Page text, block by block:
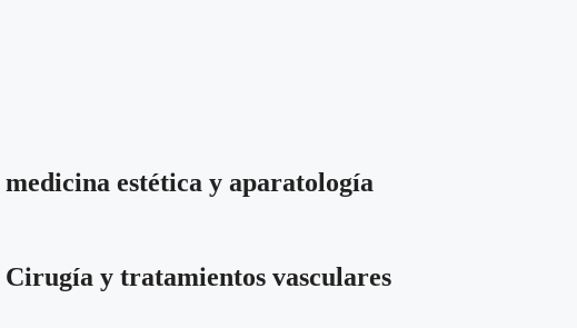
estética y aparatología
y tratamientos vasculares